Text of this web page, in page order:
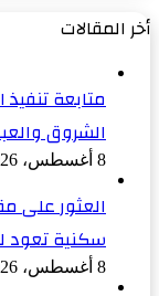
أخر المقالات
متابعة
الشروق
8 أغسطس، 2026
العثور على
سكنية تعود
8 أغسطس، 2026